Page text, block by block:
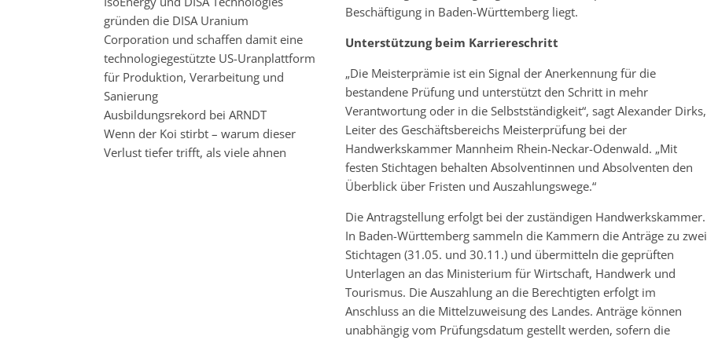
gründen die DISA Uranium
Corporation und schaffen damit eine
technologiegestützte US-Uranplattform
für Produktion, Verarbeitung und
Sanierung
Ausbildungsrekord bei ARNDT
Wenn der Koi stirbt – warum dieser
Verlust tiefer trifft, als viele ahnen
Beschäftigung in Baden-Württemberg liegt.
Unterstützung beim Karriereschritt
„Die Meisterprämie ist ein Signal der Anerkennung für die
bestandene Prüfung und unterstützt den Schritt in mehr
Verantwortung oder in die Selbstständigkeit“, sagt Alexander Dirks,
Leiter des Geschäftsbereichs Meisterprüfung bei der
Handwerkskammer Mannheim Rhein-Neckar-Odenwald. „Mit
festen Stichtagen behalten Absolventinnen und Absolventen den
Überblick über Fristen und Auszahlungswege.“
Die Antragstellung erfolgt bei der zuständigen Handwerkskammer.
In Baden-Württemberg sammeln die Kammern die Anträge zu zwei
Stichtagen (31.05. und 30.11.) und übermitteln die geprüften
Unterlagen an das Ministerium für Wirtschaft, Handwerk und
Tourismus. Die Auszahlung an die Berechtigten erfolgt im
Anschluss an die Mittelzuweisung des Landes. Anträge können
unabhängig vom Prüfungsdatum gestellt werden, sofern die